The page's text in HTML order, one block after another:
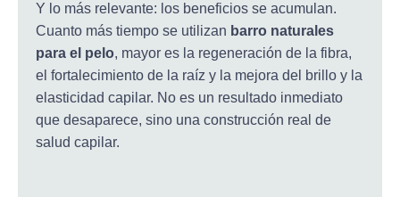
Y lo más relevante: los beneficios se acumulan.
Cuanto más tiempo se utilizan barro naturales
para el pelo, mayor es la regeneración de la fibra,
el fortalecimiento de la raíz y la mejora del brillo y la
elasticidad capilar. No es un resultado inmediato
que desaparece, sino una construcción real de
salud capilar.